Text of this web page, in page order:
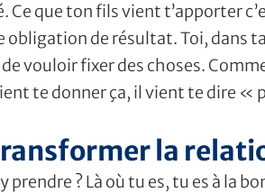
Ce que ton fils vient
de résultat. Toi, dans
vouloir fixer des choses.
te donner ça, il vient te dire
la
prendre ? Là où tu es, tu es à la